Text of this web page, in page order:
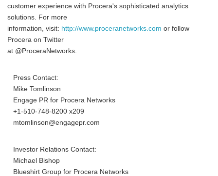
customer experience with Procera's sophisticated analytics
solutions. For more
information, visit: http://www.proceranetworks.com or follow
Procera on Twitter
at @ProceraNetworks.
Press Contact:
Mike Tomlinson
Engage PR for Procera Networks
+1-510-748-8200 x209
mtomlinson@engagepr.com
Investor Relations Contact:
Michael Bishop
Blueshirt Group for Procera Networks